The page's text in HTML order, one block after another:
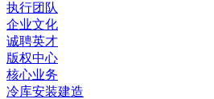
执行团队
企业文化
诚聘英才
版权中心
核心业务
冷库安装建造